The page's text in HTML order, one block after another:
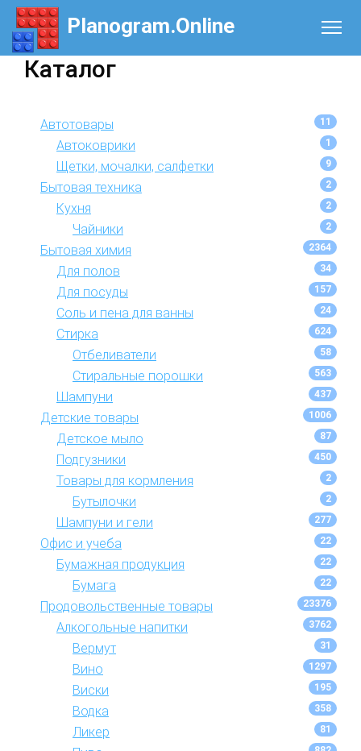
Planogram.Online
Каталог
Автотовары 11
Автоковрики 1
Щетки, мочалки, салфетки 9
Бытовая техника 2
Кухня 2
Чайники 2
Бытовая химия 2364
Для полов 34
Для посуды 157
Соль и пена для ванны 24
Стирка 624
Отбеливатели 58
Стиральные порошки 563
Шампуни 437
Детские товары 1006
Детское мыло 87
Подгузники 450
Товары для кормления 2
Бутылочки 2
Шампуни и гели 277
Офис и учеба 22
Бумажная продукция 22
Бумага 22
Продовольственные товары 23376
Алкогольные напитки 3762
Вермут 31
Вино 1297
Виски 195
Водка 358
Ликер 81